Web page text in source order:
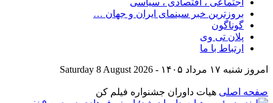
اجتماعی ، اقتصادی ، سیاسی
بروزترین خبر سینمای ایران و جهان …
گوناگون
پلان تی وی
ارتباط با ما
امروز شنبه ۱۷ مرداد ۱۴۰۵ - Saturday 8 August 2026
صفحه اصلی هیات داوران جشنواره فیلم کن